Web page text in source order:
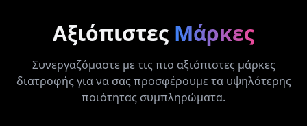
Αξιόπιστες Μάρκες
Συνεργαζόμαστε με τις πιο αξιόπιστες μάρκες
διατροφής για να σας προσφέρουμε τα υψηλότερης
ποιότητας συμπληρώματα.